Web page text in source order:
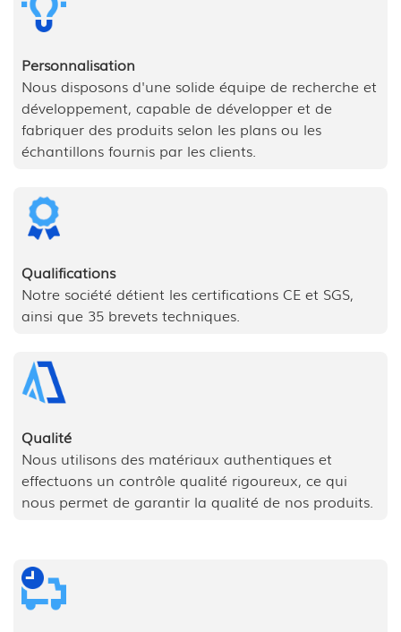
Personnalisation
Nous disposons d'une solide équipe de recherche et
développement, capable de développer et de
fabriquer des produits selon les plans ou les
échantillons fournis par les clients.
Qualifications
Notre société détient les certifications CE et SGS,
ainsi que 35 brevets techniques.
Qualité
Nous utilisons des matériaux authentiques et
effectuons un contrôle qualité rigoureux, ce qui
nous permet de garantir la qualité de nos produits.